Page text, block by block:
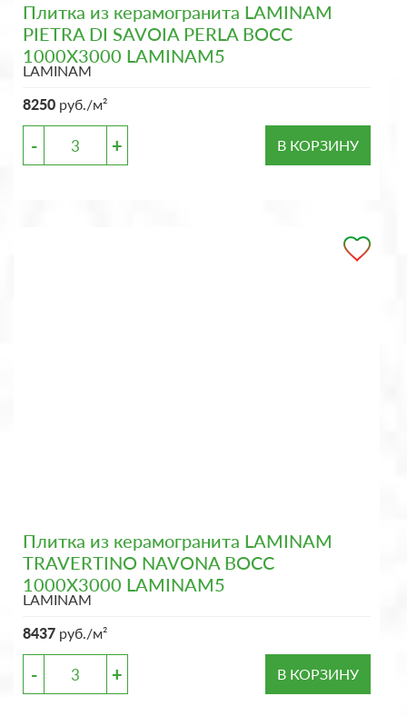
Плитка из керамогранита LAMINAM
PIETRA DI SAVOIA PERLA BOCC
1000X3000 LAMINAM5
LAMINAM
8250 руб./м²
- + В КОРЗИНУ
Плитка из керамогранита LAMINAM
TRAVERTINO NAVONA BOCC
1000X3000 LAMINAM5
LAMINAM
8437 руб./м²
- + В КОРЗИНУ